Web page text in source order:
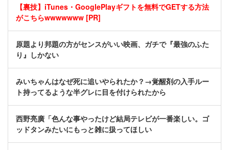
【裏技】iTunes・GooglePlayギフトを無料でGETする方法
がこちらwwwwwww [PR]
原題より邦題の方がセンスがいい映画、ガチで『最強のふた
り』しかない
みいちゃんはなぜ死に追いやられたか？→覚醒剤の入手ルー
ト持ってるような半グレに目を付けられたから
西野亮廣「色んな事やったけど結局テレビが一番楽しい。ゴ
ッドタンみたいにもっと雑に扱ってほしい